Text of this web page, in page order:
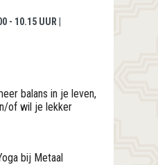
- 10.15 UUR |
balans in je leven,
of wil je lekker
bij Metaal